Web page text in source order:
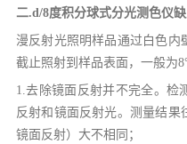
二.d/8度积分球式分光测色仪缺
漫反射光照明样品通过白色内
截止照射到样品表面，一般为
1.去除镜面反射并不完全。检
反射和镜面反射光。测量结果
镜面反射）大不相同；